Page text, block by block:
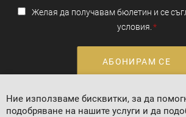
Желая да получавам бюлетин и се
условия.
АБОНИРАМ СЕ
Валутен курс: 1 EUR = 1.95583
Ние използваме бисквитки, за да
подобряване на нашите услуги и да